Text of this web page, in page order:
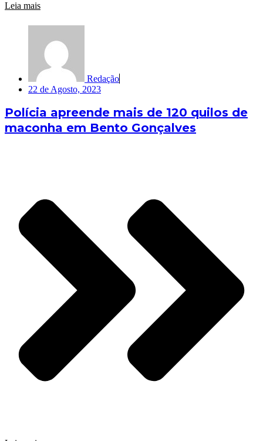
Leia mais
Redação
22 de Agosto, 2023
Polícia apreende mais de 120 quilos de
maconha em Bento Gonçalves